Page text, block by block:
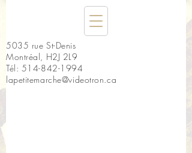
5035 rue St-Denis
Montréal, H2J 2L9
Tél: 514-842-1994
lapetitemarche@videotron.ca